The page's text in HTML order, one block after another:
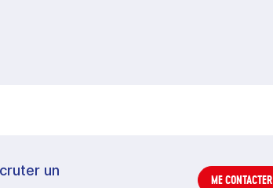
un
ME CONTACTER